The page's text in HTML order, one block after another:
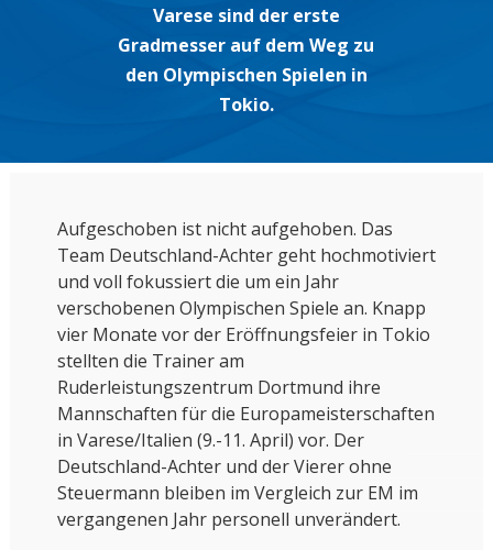
Varese sind der erste
Gradmesser auf dem Weg zu
den Olympischen Spielen in
Tokio.
Aufgeschoben ist nicht aufgehoben. Das
Team Deutschland-Achter geht hochmotiviert
und voll fokussiert die um ein Jahr
verschobenen Olympischen Spiele an. Knapp
vier Monate vor der Eröffnungsfeier in Tokio
stellten die Trainer am
Ruderleistungszentrum Dortmund ihre
Mannschaften für die Europameisterschaften
in Varese/Italien (9.-11. April) vor. Der
Deutschland-Achter und der Vierer ohne
Steuermann bleiben im Vergleich zur EM im
vergangenen Jahr personell unverändert.